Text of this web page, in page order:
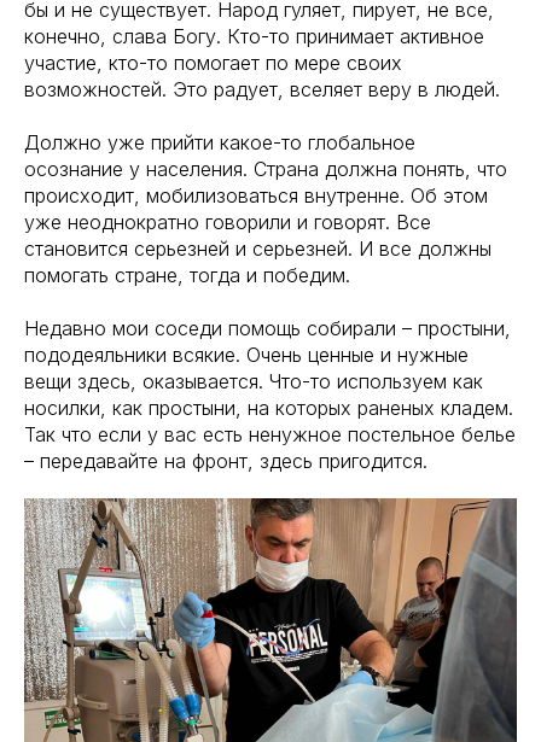
бы и не существует. Народ гуляет, пирует, не все,
конечно, слава Богу. Кто-то принимает активное
участие, кто-то помогает по мере своих
возможностей. Это радует, вселяет веру в людей.
Должно уже прийти какое-то глобальное
осознание у населения. Страна должна понять, что
происходит, мобилизоваться внутренне. Об этом
уже неоднократно говорили и говорят. Все
становится серьезней и серьезней. И все должны
помогать стране, тогда и победим.
Недавно мои соседи помощь собирали – простыни,
пододеяльники всякие. Очень ценные и нужные
вещи здесь, оказывается. Что-то используем как
носилки, как простыни, на которых раненых кладем.
Так что если у вас есть ненужное постельное белье
– передавайте на фронт, здесь пригодится.